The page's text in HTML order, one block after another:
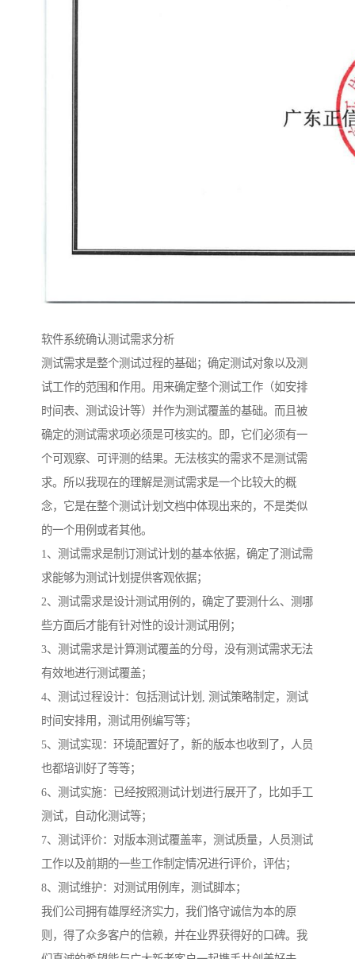
软件系统确认测试需求分析
测试需求是整个测试过程的基础；确定测试对象以及测
试工作的范围和作用。用来确定整个测试工作（如安排
时间表、测试设计等）并作为测试覆盖的基础。而且被
确定的测试需求项必须是可核实的。即，它们必须有一
个可观察、可评测的结果。无法核实的需求不是测试需
求。所以我现在的理解是测试需求是一个比较大的概
念，它是在整个测试计划文档中体现出来的，不是类似
的一个用例或者其他。
1、测试需求是制订测试计划的基本依据，确定了测试需
求能够为测试计划提供客观依据；
2、测试需求是设计测试用例的，确定了要测什么、测哪
些方面后才能有针对性的设计测试用例；
3、测试需求是计算测试覆盖的分母，没有测试需求无法
有效地进行测试覆盖；
4、测试过程设计：包括测试计划, 测试策略制定，测试
时间安排用，测试用例编写等；
5、测试实现：环境配置好了，新的版本也收到了，人员
也都培训好了等等；
6、测试实施：已经按照测试计划进行展开了，比如手工
测试，自动化测试等；
7、测试评价：对版本测试覆盖率，测试质量，人员测试
工作以及前期的一些工作制定情况进行评价，评估；
8、测试维护：对测试用例库，测试脚本；
我们公司拥有雄厚经济实力，我们恪守诚信为本的原
则，得了众多客户的信赖，并在业界获得好的口碑。我